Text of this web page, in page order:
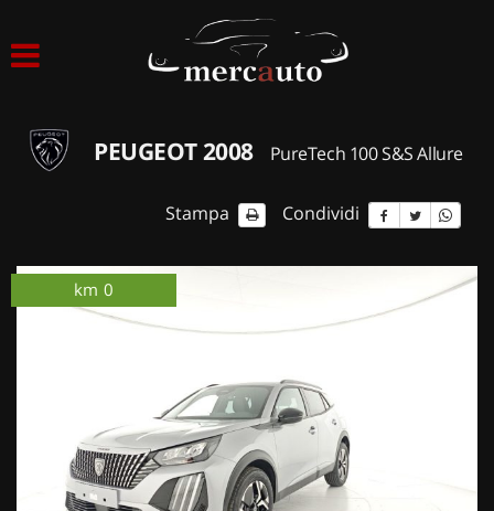
ACQUISTIAMO USATO
NOLEGGIO AUTO
NOLEGGIO BREVE TERMINE
CONTATTI
PEUGEOT 2008 PureTech 100 S&S Allure
Stampa Condividi
km 0 km 0